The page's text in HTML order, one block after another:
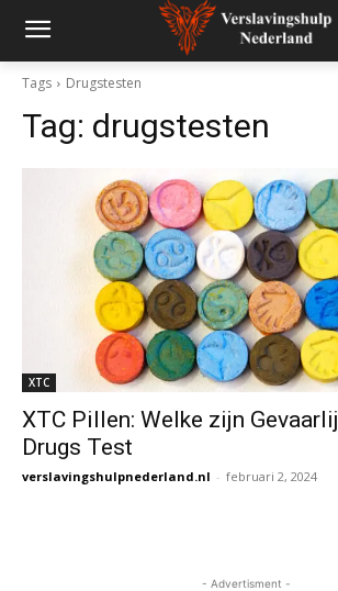
Tags Drugstesten
Tag: drugstesten
XTC
XTC Pillen: Welke zijn
Drugs Test
verslavingshulpnederland.nl - februari 2, 2024
- Advertisment -